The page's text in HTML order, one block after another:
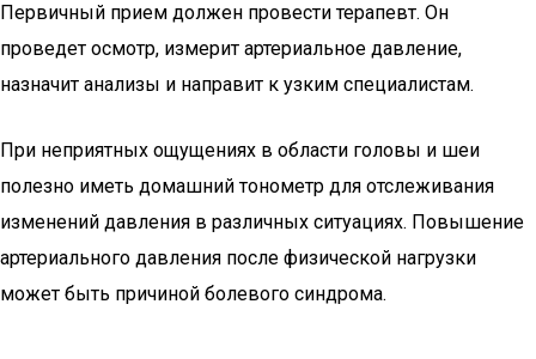
Первичный прием должен провести терапевт. Он
проведет осмотр, измерит артериальное давление,
назначит анализы и направит к узким специалистам.
При неприятных ощущениях в области головы и шеи
полезно иметь домашний тонометр для отслеживания
изменений давления в различных ситуациях. Повышение
артериального давления после физической нагрузки
может быть причиной болевого синдрома.